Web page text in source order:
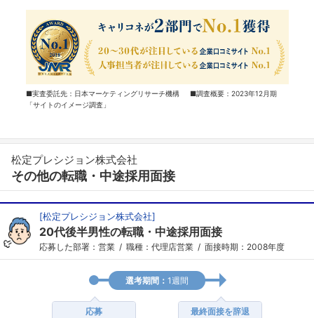
■実査委託先：日本マーケティングリサーチ機構 ■調査概要：2023年12月期
「サイトのイメージ調査」
松定プレシジョン株式会社
その他の転職・中途採用面接
[松定プレシジョン株式会社]
20代後半男性の転職・中途採用面接
応募した部署：営業 職種：代理店営業 面接時期：2008年度
選考期間： 1週間
応募 最終面接を辞退